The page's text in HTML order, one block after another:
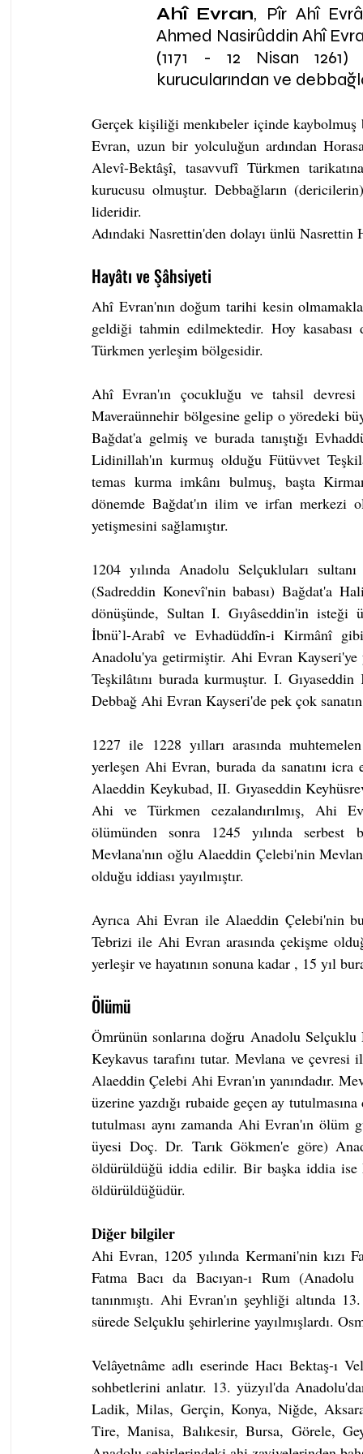
Ahî Evran, Pîr Ahî
Ahmed Nasirûddin Ahî
(1171 - 12 Nisan 1261)
kurucularından ve
Gerçek kişiliği menkıbeler içinde
Evran, uzun bir yolculuğun ardından
Alevî-Bektâşî, tasavvufî Türkmen
kurucusu olmuştur. Debbağların
lideridir.
Adındaki Nasrettin'den dolayı ünlü
Hayâtı ve Şâhsiyeti
Ahî Evran'nın doğum tarihi kesin
geldiği tahmin edilmektedir. Hoy
Türkmen yerleşim bölgesidir.
Ahî Evran'ın çocukluğu ve tahsil devresi
Maveraünnehir bölgesine gelip o yöredeki
Bağdat'a gelmiş ve burada tanıştığı
Lidinillah'ın kurmuş olduğu Fütüvvet
temas kurma imkânı bulmuş, başta
dönemde Bağdat'ın ilim ve irfan merkezi
yetişmesini sağlamıştır.
1204 yılında Anadolu Selçukluları
(Sadreddin Konevî'nin babası) Bağdat'a
dönüşünde, Sultan I. Gıyâseddin'in isteği
İbnü’l-Arabî ve Evhadüddîn-i Kirmânî
Anadolu'ya getirmiştir. Ahi Evran
Teşkilâtını burada kurmuştur. I.
Debbağ Ahi Evran Kayseri'de pek çok
1227 ile 1228 yılları arasında
yerleşen Ahi Evran, burada da sanatını
Alaeddin Keykubad, II. Gıyaseddin
Ahi ve Türkmen cezalandırılmış, Ahi
ölümünden sonra 1245 yılında serbest
Mevlana'nın oğlu Alaeddin Çelebi'nin
olduğu iddiası yayılmıştır.
Ayrıca Ahi Evran ile Alaeddin Çelebi'nin
Tebrizi ile Ahi Evran arasında çekişme
yerleşir ve hayatının sonuna kadar , 15 yıl
Ölümü
Ömrünün sonlarına doğru Anadolu
Keykavus tarafını tutar. Mevlana ve
Alaeddin Çelebi Ahi Evran'ın yanındadır.
üzerine yazdığı rubaide geçen ay
tutulması aynı zamanda Ahi Evran'ın
üyesi Doç. Dr. Tarık Gökmen'e göre)
öldürüldüğü iddia edilir. Bir başka iddia ise
öldürüldüğüdür.
Diğer bilgiler
Ahi Evran, 1205 yılında Kermani'nin kızı
Fatma Bacı da Bacıyan-ı Rum
tanınmıştı. Ahi Evran'ın şeyhliği altında
sürede Selçuklu şehirlerine yayılmışlardı.
Velâyetnâme adlı eserinde Hacı Bektaş-ı
sohbetlerini anlatır. 13. yüzyıl'da
Ladik, Milas, Gerçin, Konya, Niğde,
Tire, Manisa, Balıkesir, Bursa, Görele,